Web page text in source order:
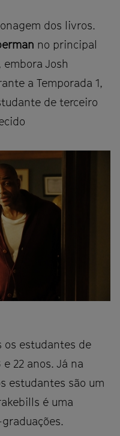
dos livros.
no principal
Josh
a Temporada 1,
de terceiro
os estudantes de
22 anos. Já na
estudantes são um
é uma